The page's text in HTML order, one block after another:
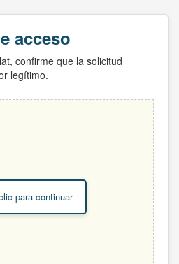
acceso
confirme que la solicitud
legítimo.
para continuar